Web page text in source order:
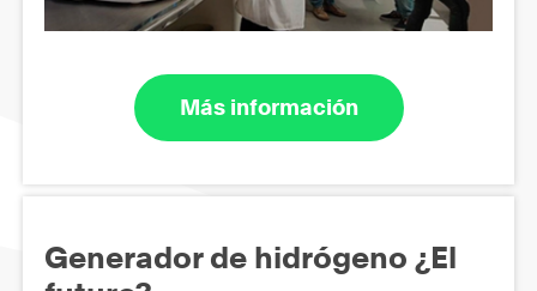
Más información
Generador de hidrógeno ¿El